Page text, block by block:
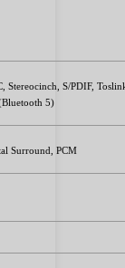
Stereocinch, S/PDIF,
5)
Surround, PCM